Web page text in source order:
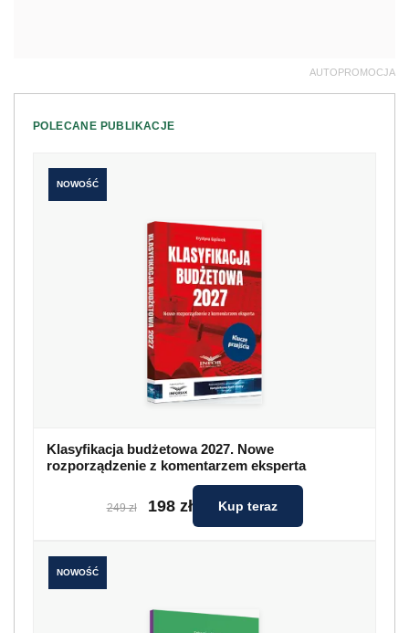
AUTOPROMOCJA
POLECANE PUBLIKACJE
NOWOŚĆ
Klasyfikacja budżetowa 2027. Nowe
rozporządzenie z komentarzem eksperta
249 zł 198 zł Kup teraz
NOWOŚĆ